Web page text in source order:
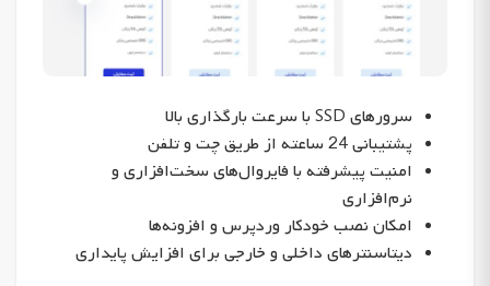
سرورهای SSD با سرعت بارگذاری بالا
پشتیبانی 24 ساعته از طریق چت و تلفن
امنیت پیشرفته با فایروال‌های سخت‌افزاری و
نرم‌افزاری
امکان نصب خودکار وردپرس و افزونه‌ها
دیتاسنترهای داخلی و خارجی برای افزایش پایداری